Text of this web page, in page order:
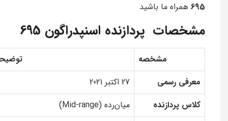
695 همراه ما باشید
مشخصات پردازنده اسنپدراگون 695
مشخصه
معرفی رسمی
27 اکتبر 2021
کلاس پردازنده
میان‌رده (Mid-range)